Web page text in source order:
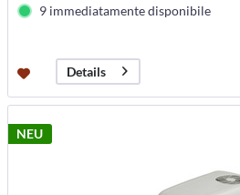
9 immediatamente disponibile
Details
NEU